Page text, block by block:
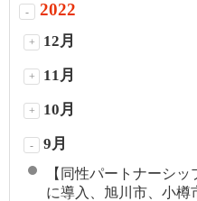
- 2022
+ 12月
+ 11月
+ 10月
- 9月
【同性パートナーシ
に導入、旭川市、小樽